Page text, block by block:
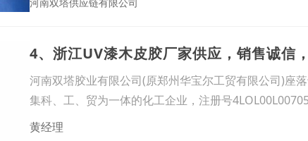
河南双塔供应链有限公司
4、浙江UV漆木皮胶厂家供应，销售诚信
河南双塔胶业有限公司(原郑州华宝尔工贸有限公司)座
集科、工、贸为一体的化工企业，注册号
黄经理